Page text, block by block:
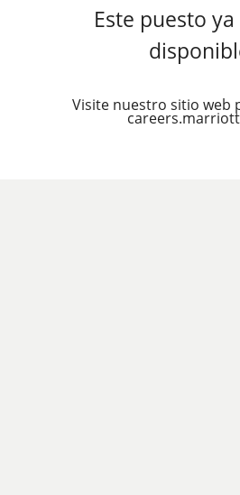
Este puesto
Visite nuestro sitio web